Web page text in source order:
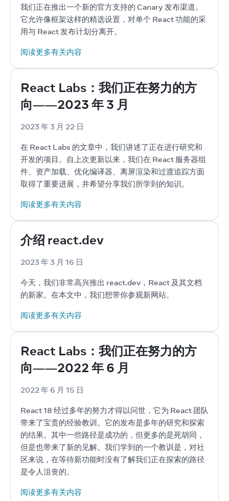
我们正在推出一个新的官方支持的 Canary 发布渠道。
它允许像框架这样的精选设置，对单个 React 功能的采
用与 React 发布计划分离开。
阅读更多有关内容
React Labs：我们正在努力的方
向——2023 年 3 月
2023 年 3 月 22 日
在 React Labs 的文章中，我们讲述了正在进行研究和
开发的项目。自上次更新以来，我们在 React 服务器组
件、资产加载、优化编译器、离屏渲染和过渡追踪方面
取得了重要进展，并希望分享我们所学到的知识。
阅读更多有关内容
介绍 react.dev
2023 年 3 月 16 日
今天，我们非常高兴推出 react.dev，React 及其文档
的新家。在本文中，我们想带你参观新网站。
阅读更多有关内容
React Labs：我们正在努力的方
向——2022 年 6 月
2022 年 6 月 15 日
React 18 经过多年的努力才得以问世，它为 React 团队
带来了宝贵的经验教训。它的发布是多年的研究和探索
的结果。其中一些路径是成功的，但更多的是死胡同，
但是也带来了新的见解。我们学到的一个教训是，对社
区来说，在等待新功能时没有了解我们正在探索的路径
是令人沮丧的。
阅读更多有关内容